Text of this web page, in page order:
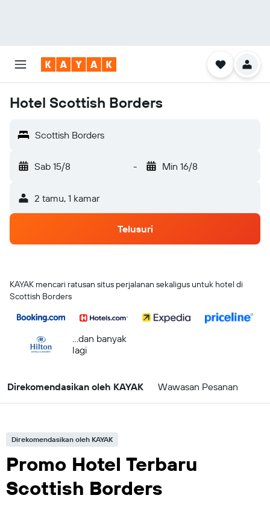
Hotel Scottish Borders
Scottish Borders
Sab 15/8 - Min 16/8
2 tamu, 1 kamar
Telusuri
KAYAK mencari ratusan situs perjalanan sekaligus untuk hotel di
Scottish Borders
...dan banyak
lagi
Direkomendasikan oleh KAYAK Wawasan Pesanan
Direkomendasikan oleh KAYAK
Promo Hotel Terbaru
Scottish Borders